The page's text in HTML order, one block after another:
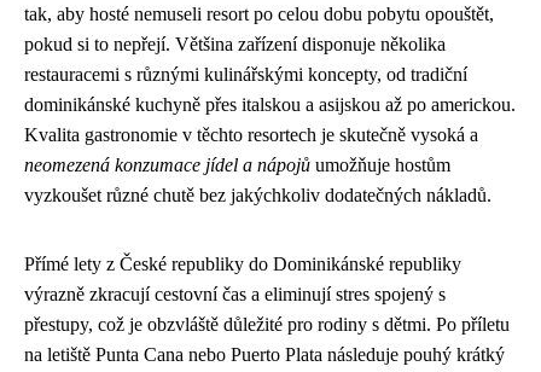
tak, aby hosté nemuseli resort po celou dobu pobytu opouštět,
pokud si to nepřejí. Většina zařízení disponuje několika
restauracemi s různými kulinářskými koncepty, od tradiční
dominikánské kuchyně přes italskou a asijskou až po americkou.
Kvalita gastronomie v těchto resortech je skutečně vysoká a
neomezená konzumace jídel a nápojů umožňuje hostům
vyzkoušet různé chutě bez jakýchkoliv dodatečných nákladů.
Přímé lety z České republiky do Dominikánské republiky
výrazně zkracují cestovní čas a eliminují stres spojený s
přestupy, což je obzvláště důležité pro rodiny s dětmi. Po příletu
na letiště Punta Cana nebo Puerto Plata následuje pouhý krátký